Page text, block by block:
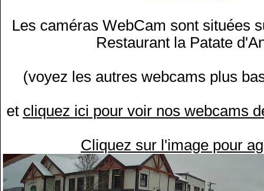
Les caméras WebCam sont situées
Restaurant la Patate
(voyez les autres webcams plus
et cliquez ici pour voir nos webcams
Cliquez sur l'image pour